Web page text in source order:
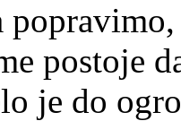
postoje
je do